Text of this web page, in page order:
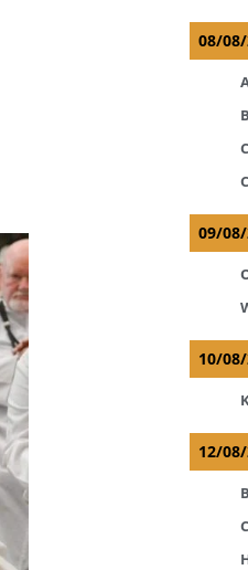
08/
09/
10/
12/